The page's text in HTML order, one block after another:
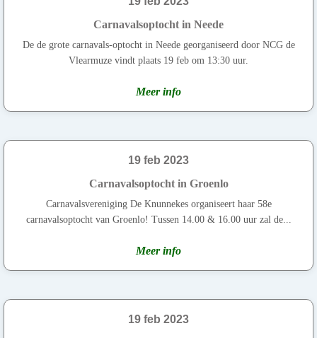
Carnavalsoptocht in Neede
De de grote carnavals-optocht in Neede georganiseerd door NCG de
Vlearmuze vindt plaats 19 feb om 13:30 uur.
Meer info
19 feb 2023
Carnavalsoptocht in Groenlo
Carnavalsvereniging De Knunnekes organiseert haar 58e
carnavalsoptocht van Groenlo! Tussen 14.00 & 16.00 uur zal de...
Meer info
19 feb 2023